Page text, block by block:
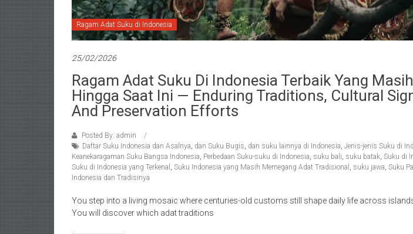
Ragam Adat Suku di Indonesia
25/02/2026
Ragam Adat Suku Di Indonesia Terbaik Yang
Hingga Saat Ini — Enduring Traditions, Cultural
And Preservation Efforts
Posted By: admin
Daftar Suku Indonesia dan Asalnya, dan Suku Bugis, dan suku lainnya di Indonesia, Jenis-jenis Suku di
Keanekaragaman Suku Bangsa Indonesia, Perbedaan Suku-suku di Indonesia, suku bali, suku batak, Suku di
Suku di Indonesia yang Terkenal , Suku Indonesia yang Masih Memegang Adat Tradisional , suku jawa, Suku
Indonesia dan Tradisinya
You step into a living mosaic where centuries-old customs still shape daily life across
You will discover which adat traditions